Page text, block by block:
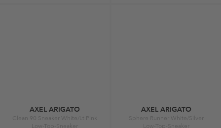
AXEL ARIGATO
Clean 90 Sneaker White/Lt Pink
Low-Top-Sneaker
AXEL ARIGATO
Sphere Runner White/Silver
Low-Top-Sneaker